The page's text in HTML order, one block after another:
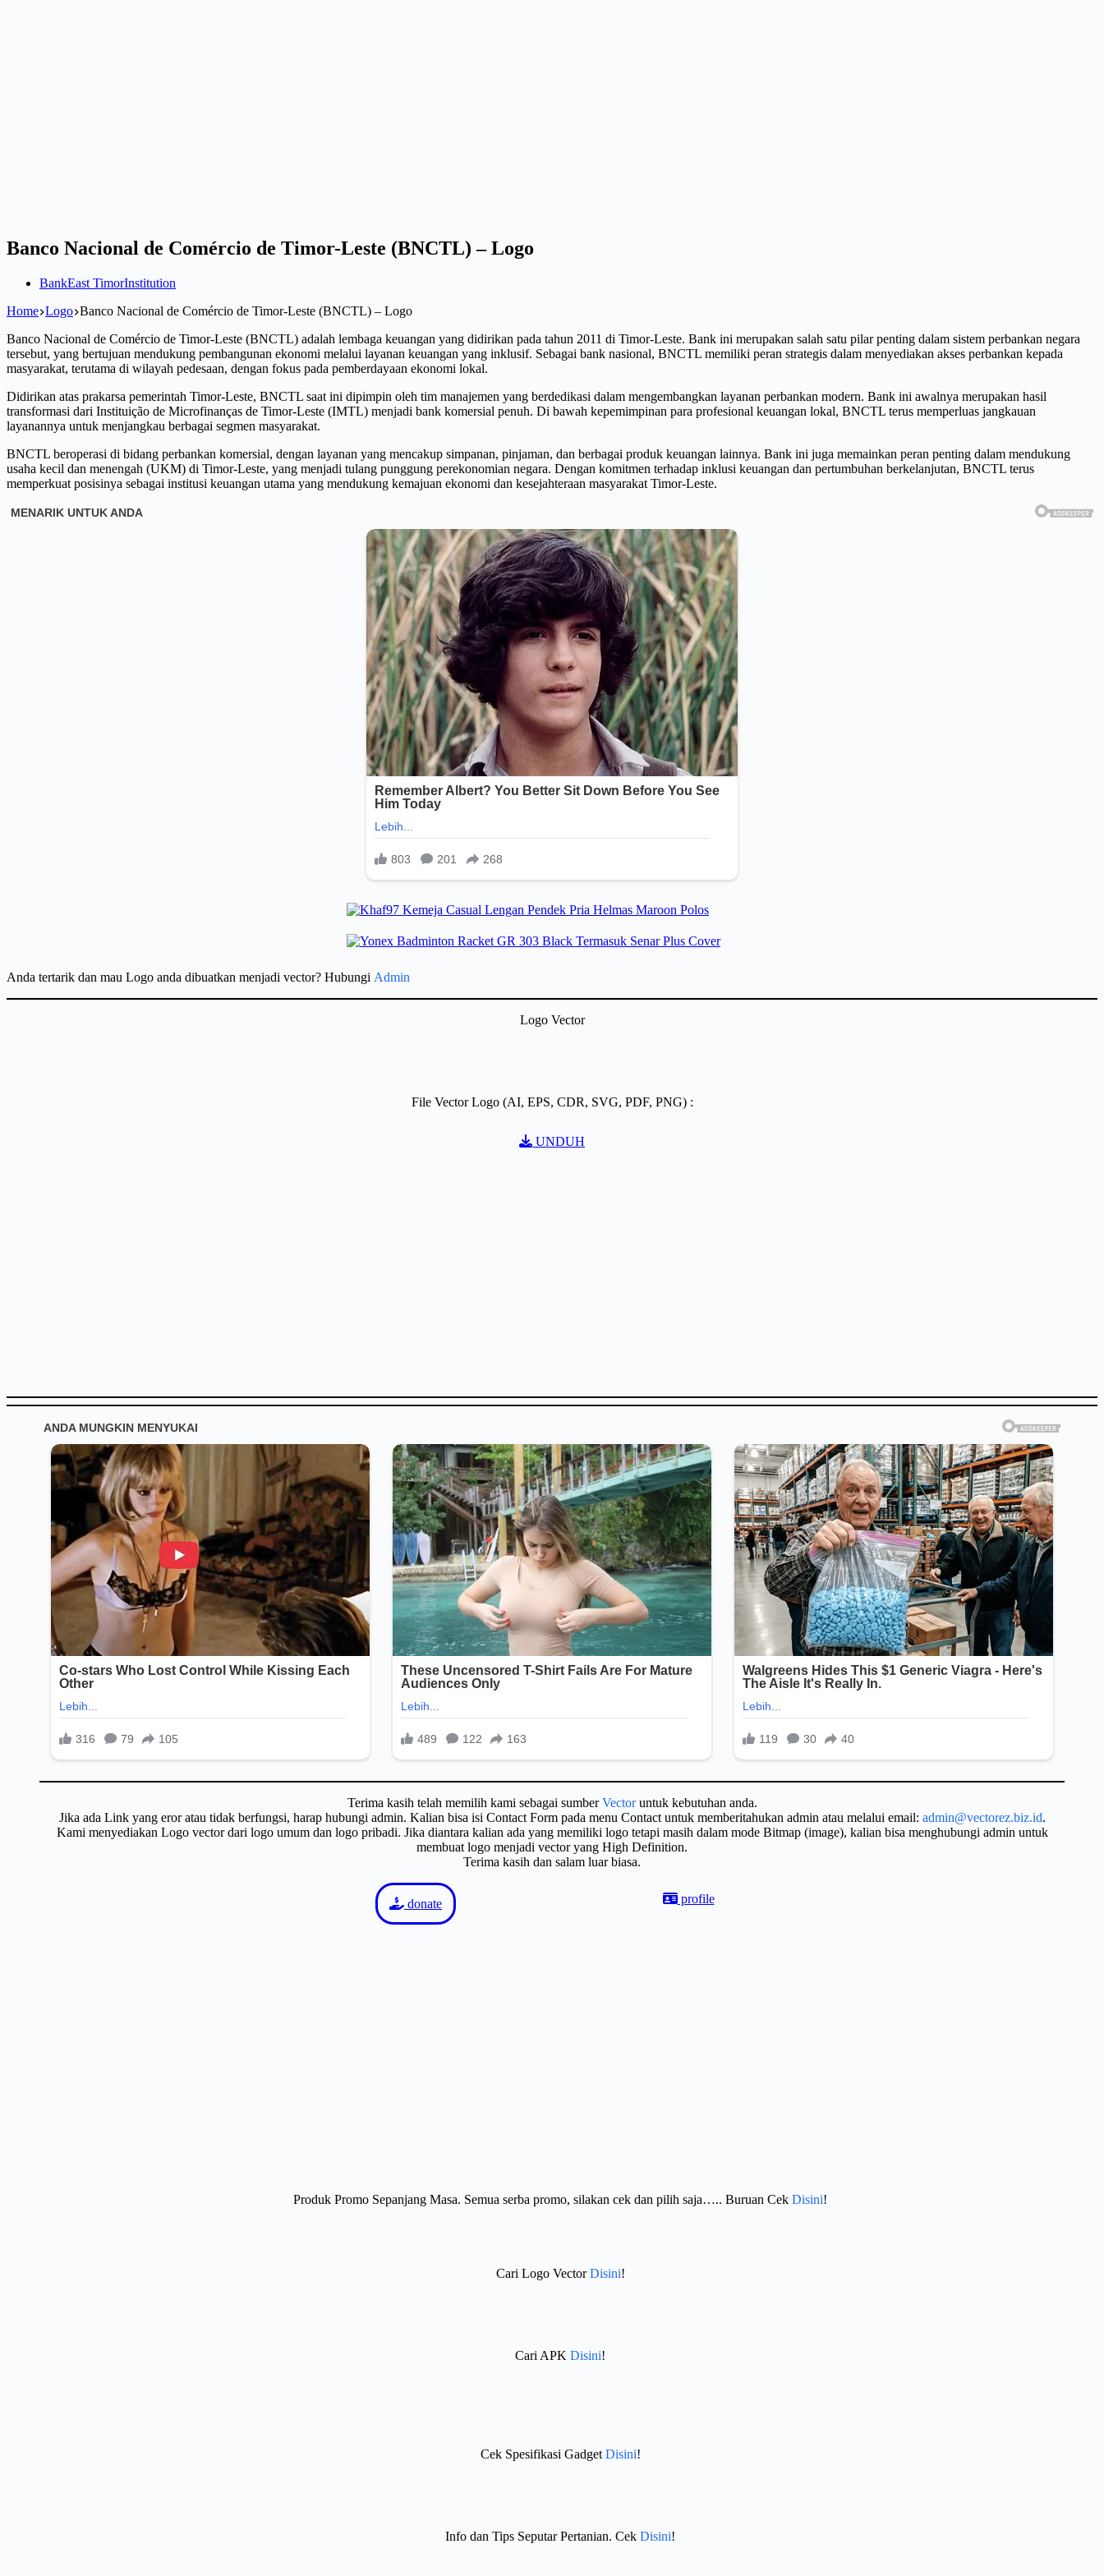
Banco Nacional de Comércio de Timor-Leste (BNCTL) – Logo
BankEast TimorInstitution
Home Logo Banco Nacional de Comércio de Timor-Leste (BNCTL) – Logo
Banco Nacional de Comércio de Timor-Leste (BNCTL) adalah lembaga keuangan yang didirikan pada tahun 2011 di Timor-Leste. Bank ini merupakan salah satu pilar penting dalam sistem perbankan negara
tersebut, yang bertujuan mendukung pembangunan ekonomi melalui layanan keuangan yang inklusif. Sebagai bank nasional, BNCTL memiliki peran strategis dalam menyediakan akses perbankan kepada
masyarakat, terutama di wilayah pedesaan, dengan fokus pada pemberdayaan ekonomi lokal.
Didirikan atas prakarsa pemerintah Timor-Leste, BNCTL saat ini dipimpin oleh tim manajemen yang berdedikasi dalam mengembangkan layanan perbankan modern. Bank ini awalnya merupakan hasil
transformasi dari Instituição de Microfinanças de Timor-Leste (IMTL) menjadi bank komersial penuh. Di bawah kepemimpinan para profesional keuangan lokal, BNCTL terus memperluas jangkauan
layanannya untuk menjangkau berbagai segmen masyarakat.
BNCTL beroperasi di bidang perbankan komersial, dengan layanan yang mencakup simpanan, pinjaman, dan berbagai produk keuangan lainnya. Bank ini juga memainkan peran penting dalam mendukung
usaha kecil dan menengah (UKM) di Timor-Leste, yang menjadi tulang punggung perekonomian negara. Dengan komitmen terhadap inklusi keuangan dan pertumbuhan berkelanjutan, BNCTL terus
memperkuat posisinya sebagai institusi keuangan utama yang mendukung kemajuan ekonomi dan kesejahteraan masyarakat Timor-Leste.
Anda tertarik dan mau Logo anda dibuatkan menjadi vector? Hubungi Admin
Logo Vector
File Vector Logo (AI, EPS, CDR, SVG, PDF, PNG) :
UNDUH
Terima kasih telah memilih kami sebagai sumberVectoruntuk kebutuhan anda.
Jika ada Link yang eror atau tidak berfungsi, harap hubungi admin. Kalian bisa isi Contact Form pada menu Contact untuk memberitahukan admin atau melalui email: admin@vectorez.biz.id.
Kami menyediakan Logo vector dari logo umum dan logo pribadi. Jika diantara kalian ada yang memiliki logo tetapi masih dalam mode Bitmap (image), kalian bisa menghubungi admin untuk
membuat logo menjadi vector yang High Definition.
Terima kasih dan salam luar biasa.
donate profile
Produk Promo Sepanjang Masa. Semua serba promo, silakan cek dan pilih saja….. Buruan Cek Disini!
Cari Logo VectorDisini!
Cari APK Disini!
Cek Spesifikasi GadgetDisini!
Info dan Tips Seputar Pertanian. Cek Disini!